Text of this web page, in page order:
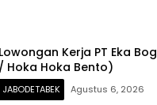
Lowongan Kerja PT Eka
/ Hoka Hoka Bento)
JABODETABEK Agustus 6, 2026